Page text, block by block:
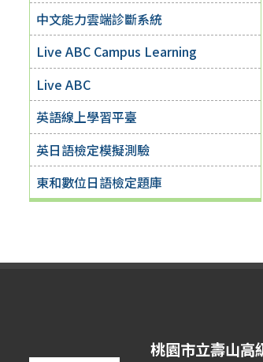
中文能力雲端診斷系統
Live ABC Campus Learning
Live ABC
英語線上學習平臺
英日語檢定模擬測驗
東和數位日語檢定題庫
桃園市立壽山高